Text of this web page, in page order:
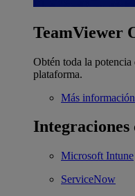
TeamViewer
Obtén toda la
plataforma.
Más información
Integraciones
Microsoft Intune
ServiceNow